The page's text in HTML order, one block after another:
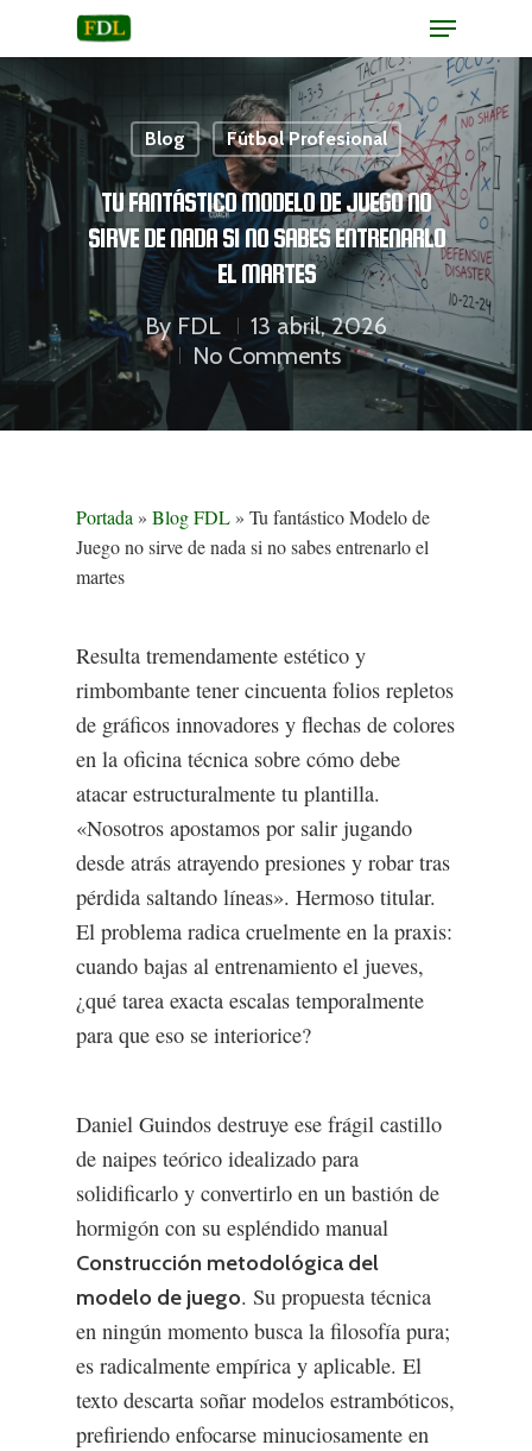
Hit enter to search or ESC to close
Blog Fútbol Profesional
TU FANTÁSTICO MODELO DE JUEGO NO
SIRVE DE NADA SI NO SABES ENTRENARLO
EL MARTES
By FDL
13 abril, 2026
No Comments
Portada » Blog FDL » Tu fantástico Modelo de
Juego no sirve de nada si no sabes entrenarlo el
martes
Resulta tremendamente estético y
rimbombante tener cincuenta folios repletos
de gráficos innovadores y flechas de colores
en la oficina técnica sobre cómo debe
atacar estructuralmente tu plantilla.
«Nosotros apostamos por salir jugando
desde atrás atrayendo presiones y robar tras
pérdida saltando líneas». Hermoso titular.
El problema radica cruelmente en la praxis:
cuando bajas al entrenamiento el jueves,
¿qué tarea exacta escalas temporalmente
para que eso se interiorice?
Daniel Guindos destruye ese frágil castillo
de naipes teórico idealizado para
solidificarlo y convertirlo en un bastión de
hormigón con su espléndido manual
Construcción metodológica del
modelo de juego. Su propuesta técnica
en ningún momento busca la filosofía pura;
es radicalmente empírica y aplicable. El
texto descarta soñar modelos estrambóticos,
prefiriendo enfocarse minuciosamente en